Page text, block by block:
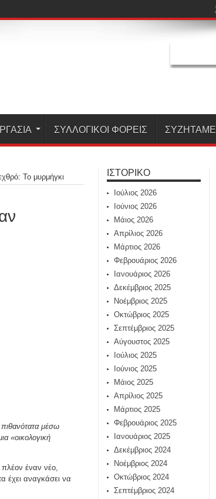
ΣΥΛΛΟΓΙΚΟΙ ΦΟΡΕΙΣ ΣΥΖΗΤΑΜΕ
Το μυρμήγκι
πιθανότατα μέσω
«οικολογική
πλέον έναν νέο,
έχει αναγκάσει να
ΙΣΤΟΡΙΚΌ
Ιούλιος 2026
Ιούνιος 2026
Μάιος 2026
Απρίλιος 2026
Μάρτιος 2026
Φεβρουάριος 2026
Ιανουάριος 2026
Δεκέμβριος 2025
Νοέμβριος 2025
Οκτώβριος 2025
Σεπτέμβριος 2025
Αύγουστος 2025
Ιούλιος 2025
Ιούνιος 2025
Μάιος 2025
Απρίλιος 2025
Μάρτιος 2025
Φεβρουάριος 2025
Ιανουάριος 2025
Δεκέμβριος 2024
Νοέμβριος 2024
Οκτώβριος 2024
Σεπτέμβριος 2024